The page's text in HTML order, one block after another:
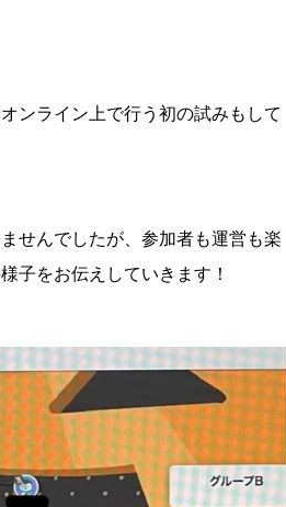
ンライン上で行う初の試みもして
せんでしたが、参加者も運営も楽
子をお伝えしていきます！